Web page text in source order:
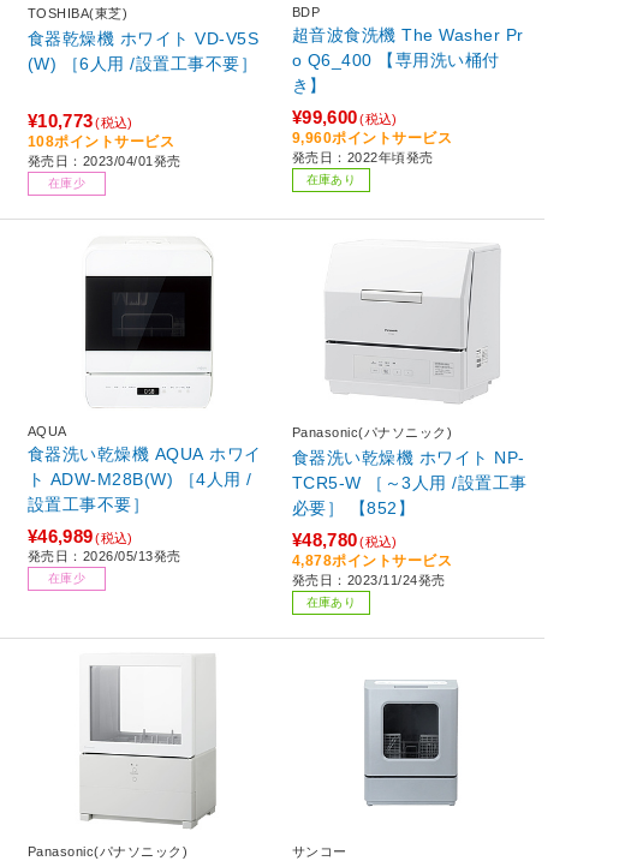
TOSHIBA(東芝)
食器乾燥機 ホワイト VD-V5S
(W) ［6人用 /設置工事不要］
¥10,773(税込)
108ポイントサービス
発売日：2023/04/01発売
在庫少
BDP
超音波食洗機 The Washer Pr
o Q6_400 【専用洗い桶付
き】
¥99,600(税込)
9,960ポイントサービス
発売日：2022年頃発売
在庫あり
AQUA
食器洗い乾燥機 AQUA ホワイ
ト ADW-M28B(W) ［4人用 /
設置工事不要］
¥46,989(税込)
発売日：2026/05/13発売
在庫少
Panasonic(パナソニック)
食器洗い乾燥機 ホワイト NP-
TCR5-W ［～3人用 /設置工事
必要］ 【852】
¥48,780(税込)
4,878ポイントサービス
発売日：2023/11/24発売
在庫あり
Panasonic(パナソニック) サンコー